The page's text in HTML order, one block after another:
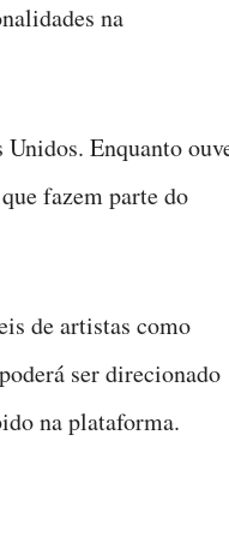
na
Enquanto
fazem parte do
de artistas como
ser direcionado
na plataforma.